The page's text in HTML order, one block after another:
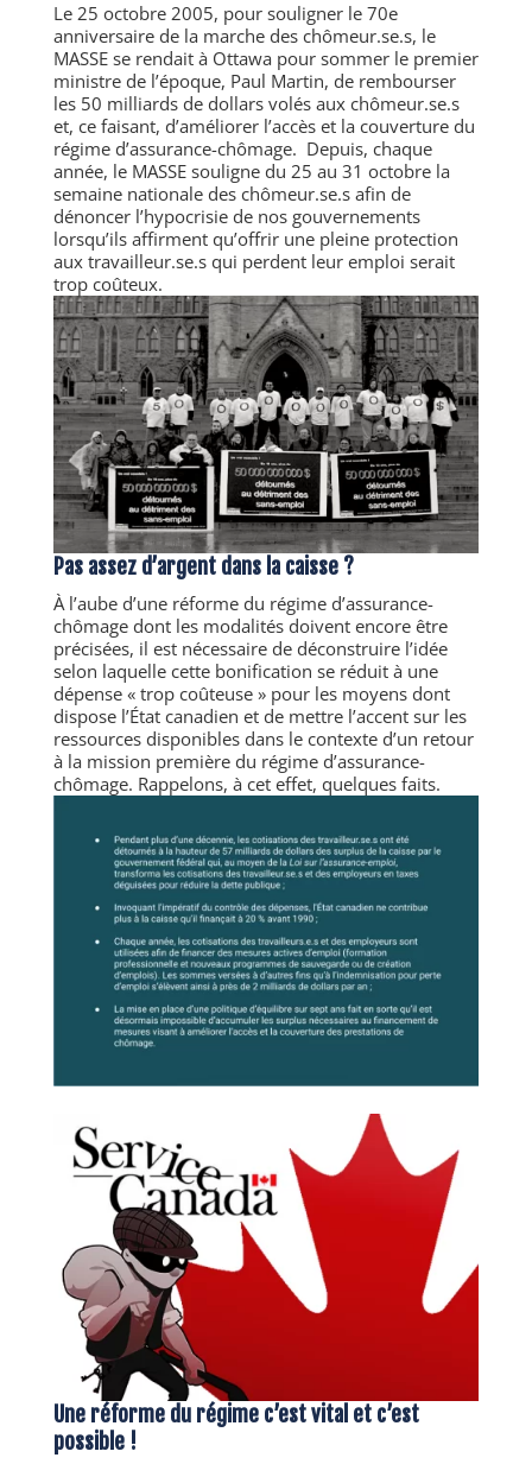
Le 25 octobre 2005, pour souligner le 70e
anniversaire de la marche des chômeur.se.s, le
MASSE se rendait à Ottawa pour sommer le premier
ministre de l’époque, Paul Martin, de rembourser
les 50 milliards de dollars volés aux chômeur.se.s
et, ce faisant, d’améliorer l’accès et la couverture du
régime d’assurance-chômage. Depuis, chaque
année, le MASSE souligne du 25 au 31 octobre la
semaine nationale des chômeur.se.s afin de
dénoncer l’hypocrisie de nos gouvernements
lorsqu’ils affirment qu’offrir une pleine protection
aux travailleur.se.s qui perdent leur emploi serait
trop coûteux.
Pas assez d’argent dans la caisse ?
À l’aube d’une réforme du régime d’assurance-
chômage dont les modalités doivent encore être
précisées, il est nécessaire de déconstruire l’idée
selon laquelle cette bonification se réduit à une
dépense « trop coûteuse » pour les moyens dont
dispose l’État canadien et de mettre l’accent sur les
ressources disponibles dans le contexte d’un retour
à la mission première du régime d’assurance-
chômage. Rappelons, à cet effet, quelques faits.
Une réforme du régime c’est vital et c’est
possible !